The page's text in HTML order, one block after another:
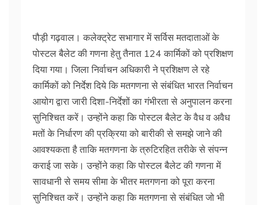
पौड़ी गढ़वाल। कलेक्ट्रेट सभागार में सर्विस मतदाताओं के
पोस्टल बैलेट की गणना हेतु तैनात 124 कार्मिकों को प्रशिक्षण
दिया गया। जिला निर्वाचन अधिकारी ने प्रशिक्षण ले रहे
कार्मिकों को निर्देश दिये कि मतगणना से संबंधित भारत निर्वाचन
आयोग द्वारा जारी दिशा-निर्देशों का गंभीरता से अनुपालन करना
सुनिश्चित करें। उन्होंने कहा कि पोस्टल बैलेट के वैध व अवैध
मतों के निर्धारण की प्रक्रिया को बारीकी से समझे जाने की
आवश्यकता है ताकि मतगणना के त्रुटिरहित तरीके से संपन्न
कराई जा सके। उन्होंने कहा कि पोस्टल बैलेट की गणना में
सावधानी से समय सीमा के भीतर मतगणना को पूरा करना
सुनिश्चित करें। उन्होंने कहा कि मतगणना से संबंधित जो भी